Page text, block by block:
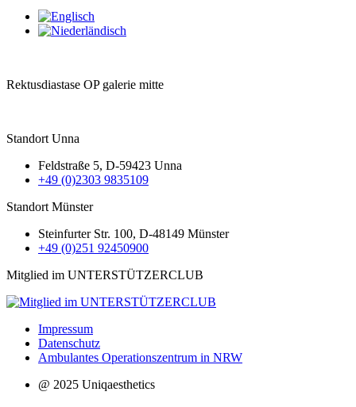
Rektusdiastase OP galerie mitte
Standort Unna
Feldstraße 5, D-59423 Unna
+49 (0)2303 9835109
Standort Münster
Steinfurter Str. 100, D-48149 Münster
+49 (0)251 92450900
Mitglied im UNTERSTÜTZERCLUB
Impressum
Datenschutz
Ambulantes Operationszentrum in NRW
@ 2025 Uniqaesthetics